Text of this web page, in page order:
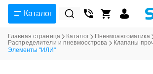
Каталог
Главная страница Каталог
Пневмоавтоматика
Распределители и пневмоострова
Клапаны
Элементы "ИЛИ"